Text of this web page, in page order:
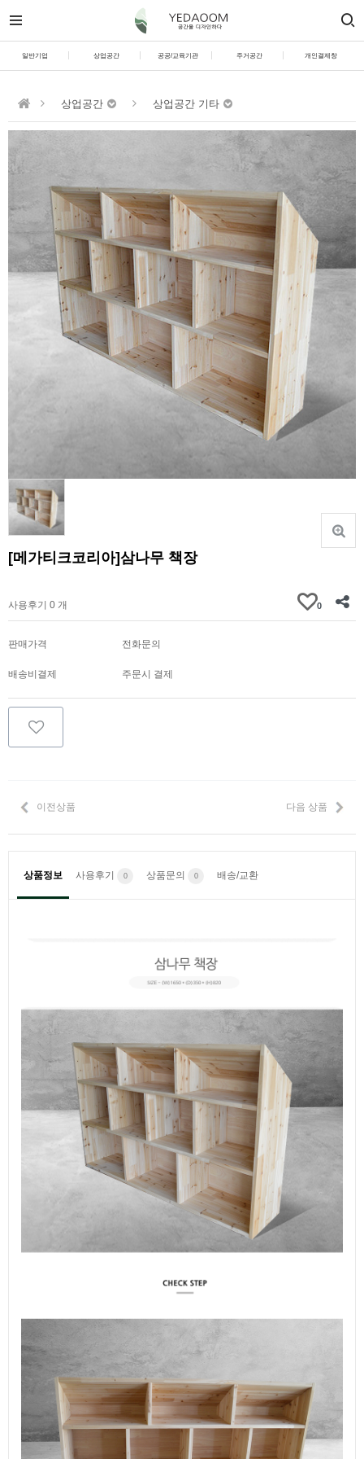
일반기업 상업공간 공공/교육기관 주거공간 개인결제창
상업공간 상업공간 기타
[메가티크코리아]삼나무 책장
사용후기 0 개 0
판매가격 전화문의
배송비결제 주문시 결제
이전상품 다음 상품
상품정보 사용후기 0 상품문의 0 배송/교환